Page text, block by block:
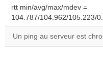
rtt min/avg/max/mdev =
104.787/104.962/105.223/
Un ping au serveur est